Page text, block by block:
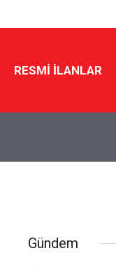
RESMI İLANLAR
Gündem